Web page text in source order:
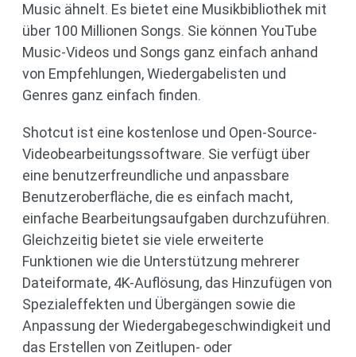
Music ähnelt. Es bietet eine Musikbibliothek mit
über 100 Millionen Songs. Sie können YouTube
Music-Videos und Songs ganz einfach anhand
von Empfehlungen, Wiedergabelisten und
Genres ganz einfach finden.
Shotcut ist eine kostenlose und Open-Source-
Videobearbeitungssoftware. Sie verfügt über
eine benutzerfreundliche und anpassbare
Benutzeroberfläche, die es einfach macht,
einfache Bearbeitungsaufgaben durchzuführen.
Gleichzeitig bietet sie viele erweiterte
Funktionen wie die Unterstützung mehrerer
Dateiformate, 4K-Auflösung, das Hinzufügen von
Spezialeffekten und Übergängen sowie die
Anpassung der Wiedergabegeschwindigkeit und
das Erstellen von Zeitlupen- oder